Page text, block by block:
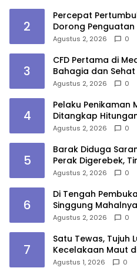
2
Percepat
Dorong Penguatan
Medan
Agustus 2, 2026 0
3
CFD Pertama di
Bahagia dan
Sudut Kota Medan
Agustus 2, 2026 0
4
Pelaku Penikaman
Ditangkap
Agustus 2, 2026 0
5
Barak Diduga
Perak Digerebek,
Lokasi
Agustus 2, 2026 0
6
Di Tengah
Singgung
Agustus 2, 2026 0
7
Satu Tewas, Tujuh
Kecelakaan Maut
Agustus 1, 2026 0